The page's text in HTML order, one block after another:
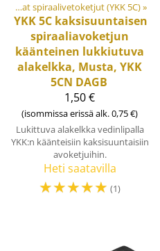
Keskivahvat spiraalivetoketjut (YKK 5C)‪»
YKK 5C kaksisuuntaisen
spiraaliavoketjun
käänteinen lukkiutuva
alakelkka, Musta, YKK
5CN DAGB
1,50 €
(isommissa erissä alk. 0,75 €)
Lukittuva alakelkka vedinlipalla
YKK:n käänteisiin kaksisuuntaisiin
avoketjuihin.
Heti saatavilla
☆☆☆☆☆ (1)